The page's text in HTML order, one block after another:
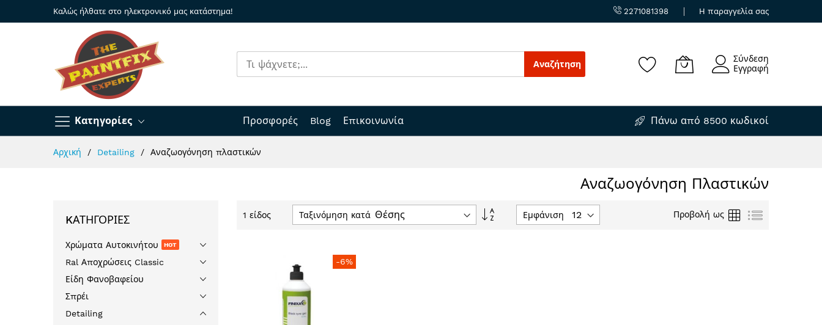
Καλώς ήλθατε στο ηλεκτρονικό μας κατάστημα! 2271081398 Η παραγγελία σας
Κατηγορίες
Αναζήτηση
Σύνδεση
Εγγραφή
Προσφορές Blog Επικοινωνία
Πάνω από 8500 κωδικοί
Αρχική Detailing Αναζωογόνηση πλαστικών
Αναζωογόνηση Πλαστικών
1 είδος Ταξινόμηση κατά
Φθίνουσα
ταξινόμηση
Εμφάνιση Προβολή ως ΠλέγμαΛίστα
-6%
KΑΤΗΓΟΡΊΕΣ
Χρώματα Αυτοκινήτου HOT
Ral Αποχρώσεις Classic
Είδη Φανοβαφείου
Σπρέι
Detailing